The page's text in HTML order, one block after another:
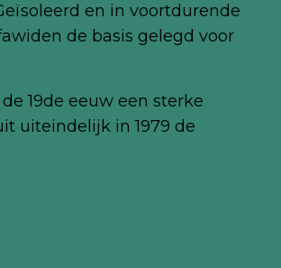
en in voortdurende
de basis gelegd voor
19de eeuw een sterke
uiteindelijk in 1979 de